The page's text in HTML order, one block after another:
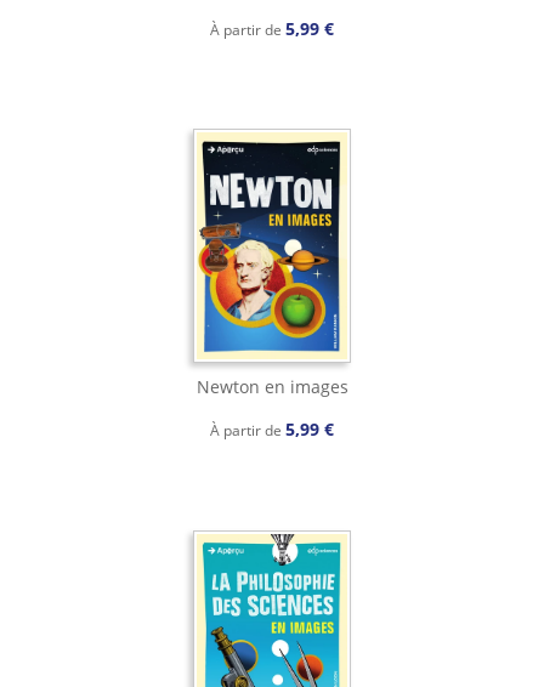
À partir de 5,99 €
Newton en images
À partir de 5,99 €